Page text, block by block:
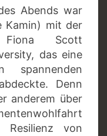
Abends war
Kamin) mit der
Fiona Scott
das eine
spannenden
Denn
anderem über
von